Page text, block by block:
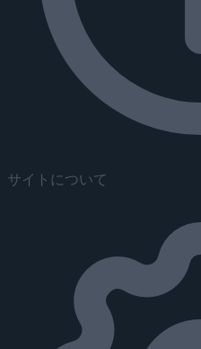
サイトについて